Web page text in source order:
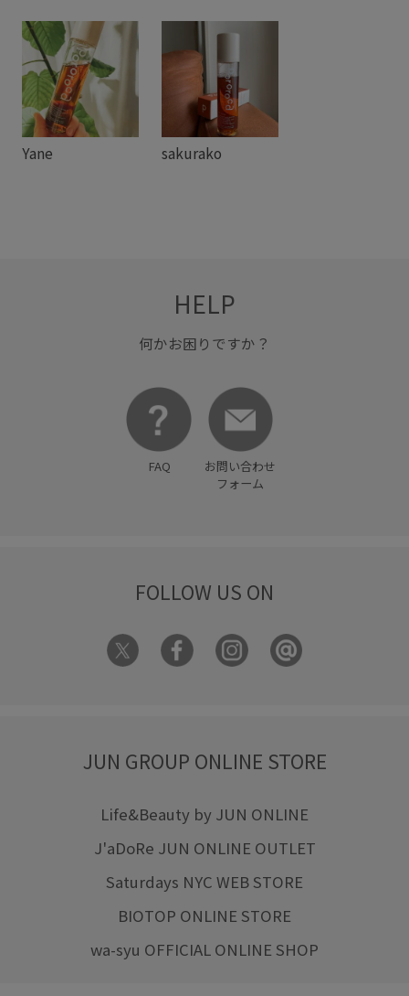
Yane sakurako
HELP
何かお困りですか？
FAQ
お問い合わせ
フォーム
FOLLOW US ON
JUN GROUP ONLINE STORE
Life&Beauty by JUN ONLINE
J'aDoRe JUN ONLINE OUTLET
Saturdays NYC WEB STORE
BIOTOP ONLINE STORE
wa-syu OFFICIAL ONLINE SHOP